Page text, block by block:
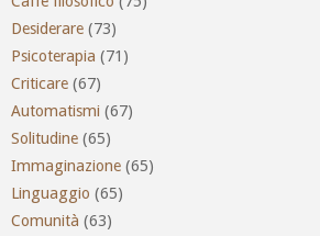
Desiderare (73)
Psicoterapia (71)
Criticare (67)
Automatismi (67)
Solitudine (65)
Immaginazione (65)
Linguaggio (65)
Comunità (63)